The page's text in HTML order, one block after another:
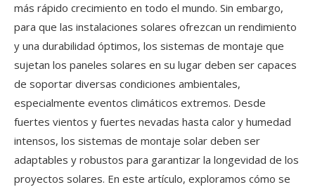
más rápido crecimiento en todo el mundo. Sin embargo,
para que las instalaciones solares ofrezcan un rendimiento
y una durabilidad óptimos, los sistemas de montaje que
sujetan los paneles solares en su lugar deben ser capaces
de soportar diversas condiciones ambientales,
especialmente eventos climáticos extremos. Desde
fuertes vientos y fuertes nevadas hasta calor y humedad
intensos, los sistemas de montaje solar deben ser
adaptables y robustos para garantizar la longevidad de los
proyectos solares. En este artículo, exploramos cómo se